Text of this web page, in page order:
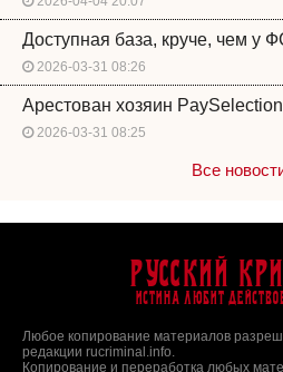
Доступная база, круче, чем у
2026-03-31 08:26
Арестован хозяин PaySelection
2026-03-31 08:25
Все
Русский
Истина любит
Любое копирование материалов
редакции rucriminal.info.
Копирование и переработка любых